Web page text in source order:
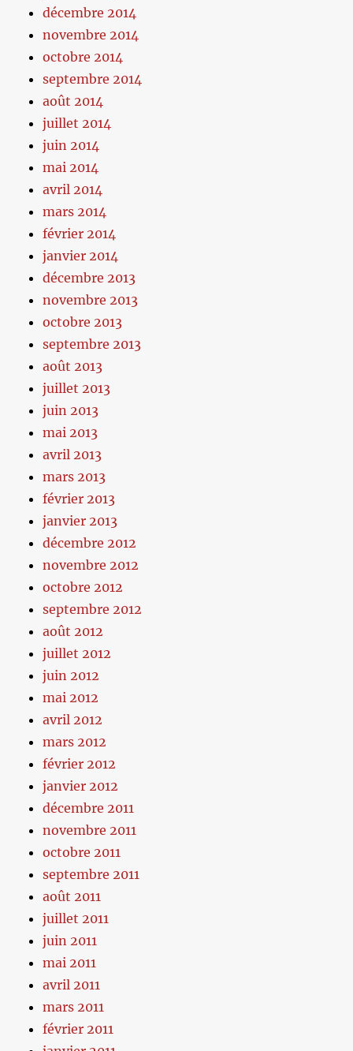
décembre 2014
novembre 2014
octobre 2014
septembre 2014
août 2014
juillet 2014
juin 2014
mai 2014
avril 2014
mars 2014
février 2014
janvier 2014
décembre 2013
novembre 2013
octobre 2013
septembre 2013
août 2013
juillet 2013
juin 2013
mai 2013
avril 2013
mars 2013
février 2013
janvier 2013
décembre 2012
novembre 2012
octobre 2012
septembre 2012
août 2012
juillet 2012
juin 2012
mai 2012
avril 2012
mars 2012
février 2012
janvier 2012
décembre 2011
novembre 2011
octobre 2011
septembre 2011
août 2011
juillet 2011
juin 2011
mai 2011
avril 2011
mars 2011
février 2011